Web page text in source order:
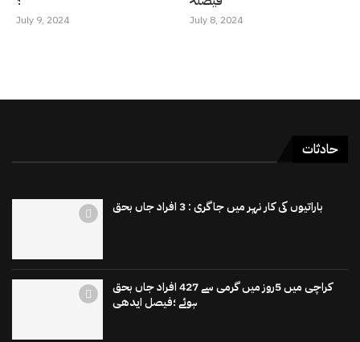
July 9, 2024 July 8, 2024
حادثات
باراتیوں کی کار نہر میں جاگری : 3 افراد جاں بحق
کراچی میں 5روز میں گرمی سے 427 افراد جاں بحق
ہوئے ؛فیصل ایدھی